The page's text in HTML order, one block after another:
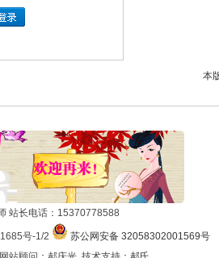
本
站长电话：15370778588
号-1/2
苏公网安备 32058302001569号